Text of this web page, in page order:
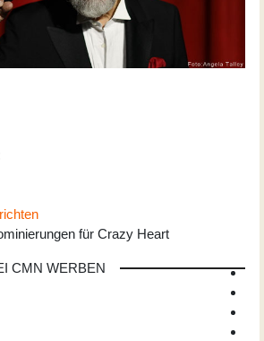
für Crazy Heart
CMN WERBEN